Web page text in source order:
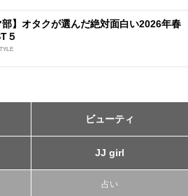
部】オタクが選んだ絶対面白い2026年春
５
ビューティ
JJ girl
占い